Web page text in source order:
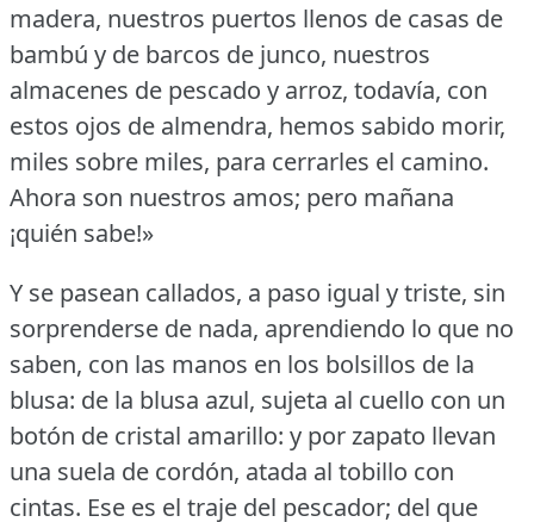
madera, nuestros puertos llenos de casas de
bambú y de barcos de junco, nuestros
almacenes de pescado y arroz, todavía, con
estos ojos de almendra, hemos sabido morir,
miles sobre miles, para cerrarles el camino.
Ahora son nuestros amos; pero mañana
¡quién sabe!»
Y se pasean callados, a paso igual y triste, sin
sorprenderse de nada, aprendiendo lo que no
saben, con las manos en los bolsillos de la
blusa: de la blusa azul, sujeta al cuello con un
botón de cristal amarillo: y por zapato llevan
una suela de cordón, atada al tobillo con
cintas. Ese es el traje del pescador; del que